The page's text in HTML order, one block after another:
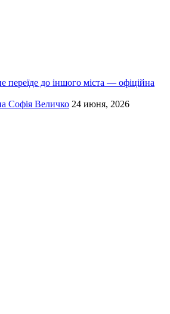
переїде до іншого міста — офіційна
Софія Величко 24 июня, 2026